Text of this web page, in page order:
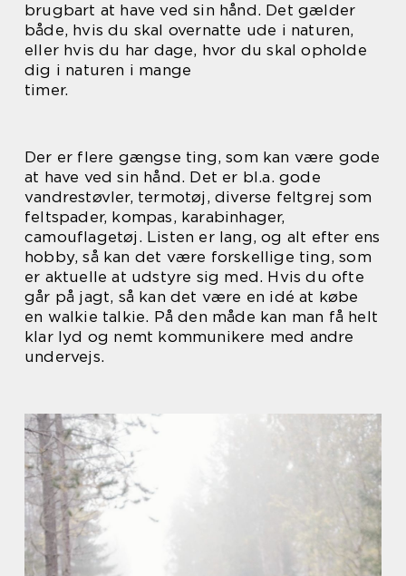
brugbart at have ved sin hånd. Det gælder
både, hvis du skal overnatte ude i naturen,
eller hvis du har dage, hvor du skal opholde
dig i naturen i mange
timer.
Der er flere gængse ting, som kan være gode
at have ved sin hånd. Det er bl.a. gode
vandrestøvler, termotøj, diverse feltgrej som
feltspader, kompas, karabinhager,
camouflagetøj. Listen er lang, og alt efter ens
hobby, så kan det være forskellige ting, som
er aktuelle at udstyre sig med. Hvis du ofte
går på jagt, så kan det være en idé at købe
en walkie talkie. På den måde kan man få helt
klar lyd og nemt kommunikere med andre
undervejs.